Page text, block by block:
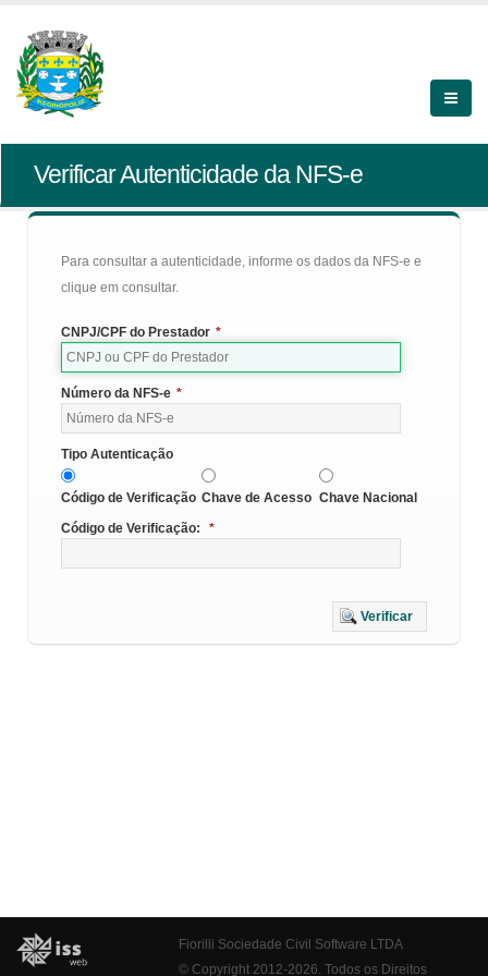
Verificar Autenticidade da NFS-e
Para consultar a autenticidade, informe os dados da NFS-e e
clique em consultar.
CNPJ/CPF do Prestador *
Número da NFS-e *
Tipo Autenticação
Código de Verificação Chave de Acesso Chave Nacional
Código de Verificação:
*
Verificar
Fiorilli Sociedade Civil Software LTDA
© Copyright 2012-2026. Todos os Direitos